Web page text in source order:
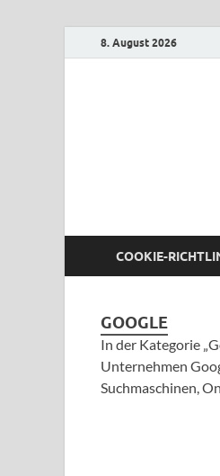
8. August 2026
COOKIE-
GOOGLE
In der Kategorie
Unternehmen
Suchmaschinen,